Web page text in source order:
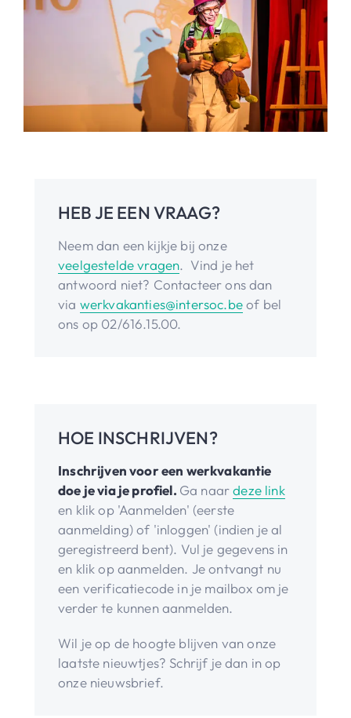
HEB JE EEN VRAAG?
Neem dan een kijkje bij onze
veelgestelde vragen. Vind je het
antwoord niet? Contacteer ons dan
via werkvakanties@intersoc.beof bel
ons op 02/616.15.00.
HOE INSCHRIJVEN?
Inschrijven voor een werkvakantie
doe je via je profiel. Ga naardeze link
en klik op 'Aanmelden' (eerste
aanmelding) of 'inloggen' (indien je al
geregistreerd bent). Vul je gegevens in
en klik op aanmelden. Je ontvangt nu
een verificatiecode in je mailbox om je
verder te kunnen aanmelden.
Wil je op de hoogte blijven van onze
laatste nieuwtjes? Schrijf je dan in op
onze nieuwsbrief.